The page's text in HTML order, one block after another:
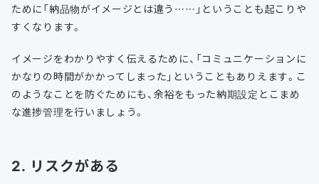
ために「納品物がイメージとは違う……」ということも起こりや
すくなります。
イメージをわかりやすく伝えるために、「コミュニケーションに
かなりの時間がかかってしまった」ということもありえます。こ
のようなことを防ぐためにも、余裕をもった納期設定とこまめ
な進捗管理を行いましょう。
2. リスクがある